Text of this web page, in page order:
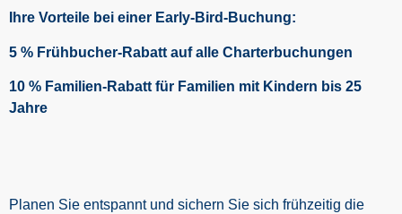
Ihre Vorteile bei einer Early-Bird-Buchung:
5 % Frühbucher-Rabatt auf alle Charterbuchungen
10 % Familien-Rabatt für Familien mit Kindern bis 25
Jahre
Planen Sie entspannt und sichern Sie sich frühzeitig die